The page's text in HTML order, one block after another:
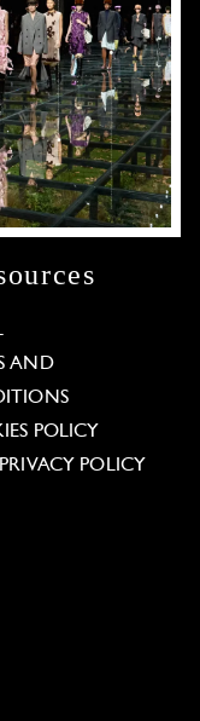
AND
POLICY
POLICY